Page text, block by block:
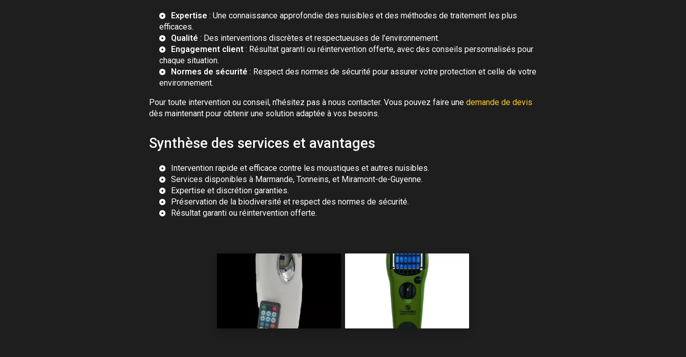
Expertise : Une connaissance approfondie des nuisibles et des méthodes de traitement les plus
efficaces.
Qualité : Des interventions discrètes et respectueuses de l'environnement.
Engagement client : Résultat garanti ou réintervention offerte, avec des conseils personnalisés pour
chaque situation.
Normes de sécurité : Respect des normes de sécurité pour assurer votre protection et celle de votre
environnement.
Pour toute intervention ou conseil, n'hésitez pas à nous contacter. Vous pouvez faire une demande de devis
dès maintenant pour obtenir une solution adaptée à vos besoins.
Synthèse des services et avantages
Intervention rapide et efficace contre les moustiques et autres nuisibles.
Services disponibles à Marmande, Tonneins, et Miramont-de-Guyenne.
Expertise et discrétion garanties.
Préservation de la biodiversité et respect des normes de sécurité.
Résultat garanti ou réintervention offerte.